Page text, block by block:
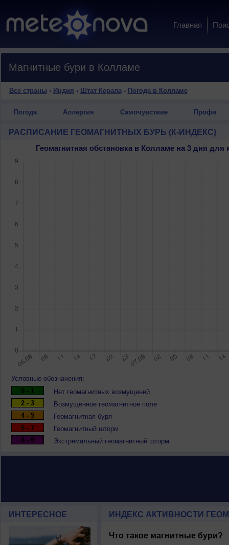
Главная
Магнитные бури в Колламе
Все страны › Индия › Штат Керала› Погода в Колламе
Погода Аллергия Самочувствие Профи
РАСПИСАНИЕ ГЕОМАГНИТНЫХ БУРЬ (К-ИНДЕКС)
Геомагнитная обстановка в Колламе на 3 дня
Условные обозначения:
0 - 1
Нет геомагнитных возмущений
2 - 3
Возмущенное геомагнитное поле
4 - 5
Геомагнитная буря
6 - 7
Геомагнитный шторм
8 - 9
Экстремальный геомагнитный шторм
ИНТЕРЕСНОЕ ИНДЕКС АКТИВНОСТИ
Что такое магнитные бури?